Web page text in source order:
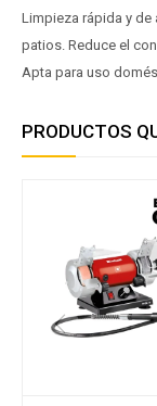
Limpieza rápida y de
patios. Reduce el
Apta para uso
PRODUCTOS